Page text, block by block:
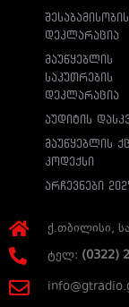
შესაბამისობის
დეკლარაცია
მაუწყებლის
საკუთრების
დეკლარაცია
აუდიტის
მაუწყებლის
კოდექსი
არჩევნები
ქ.თბილისი,
ტელ: (0322)